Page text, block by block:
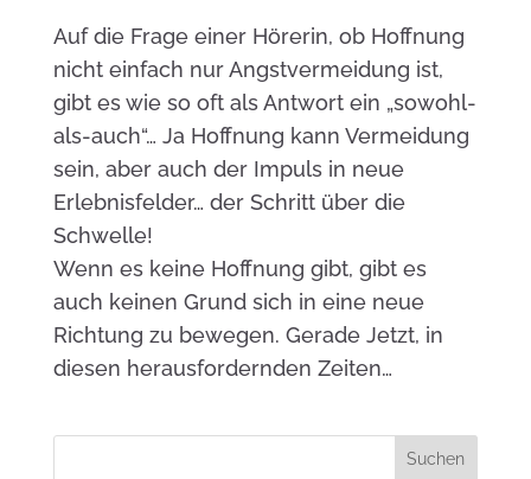
Auf die Frage einer Hörerin, ob Hoffnung
nicht einfach nur Angstvermeidung ist,
gibt es wie so oft als Antwort ein „sowohl-
als-auch“… Ja Hoffnung kann Vermeidung
sein, aber auch der Impuls in neue
Erlebnisfelder… der Schritt über die
Schwelle!
Wenn es keine Hoffnung gibt, gibt es
auch keinen Grund sich in eine neue
Richtung zu bewegen. Gerade Jetzt, in
diesen herausfordernden Zeiten…